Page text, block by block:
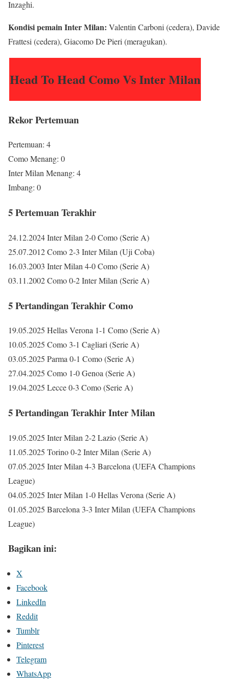
Inzaghi.
Kondisi pemain Inter Milan: Valentin Carboni (cedera), Davide
Frattesi (cedera), Giacomo De Pieri (meragukan).
Head To Head Como Vs Inter Milan
Rekor Pertemuan
Pertemuan: 4
Como Menang: 0
Inter Milan Menang: 4
Imbang: 0
5 Pertemuan Terakhir
24.12.2024 Inter Milan 2-0 Como (Serie A)
25.07.2012 Como 2-3 Inter Milan (Uji Coba)
16.03.2003 Inter Milan 4-0 Como (Serie A)
03.11.2002 Como 0-2 Inter Milan (Serie A)
5 Pertandingan Terakhir Como
19.05.2025 Hellas Verona 1-1 Como (Serie A)
10.05.2025 Como 3-1 Cagliari (Serie A)
03.05.2025 Parma 0-1 Como (Serie A)
27.04.2025 Como 1-0 Genoa (Serie A)
19.04.2025 Lecce 0-3 Como (Serie A)
5 Pertandingan Terakhir Inter Milan
19.05.2025 Inter Milan 2-2 Lazio (Serie A)
11.05.2025 Torino 0-2 Inter Milan (Serie A)
07.05.2025 Inter Milan 4-3 Barcelona (UEFA Champions
League)
04.05.2025 Inter Milan 1-0 Hellas Verona (Serie A)
01.05.2025 Barcelona 3-3 Inter Milan (UEFA Champions
League)
Bagikan ini:
X
Facebook
LinkedIn
Reddit
Tumblr
Pinterest
Telegram
WhatsApp